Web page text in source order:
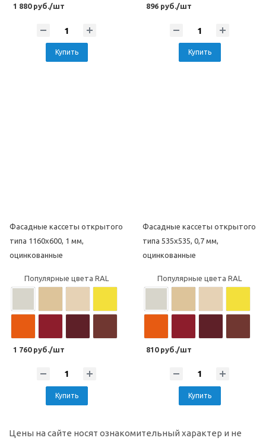
Популярные цвета под камень
1 880 руб./шт
Купить
Популярные цвета под камень
896 руб./шт
Купить
Фасадные кассеты открытого
типа 1160х600, 1 мм,
оцинкованные
Популярные цвета RAL
1 760 руб./шт
Купить
Фасадные кассеты открытого
типа 535х535, 0,7 мм,
оцинкованные
Популярные цвета RAL
810 руб./шт
Купить
Цены на сайте носят ознакомительный характер и не